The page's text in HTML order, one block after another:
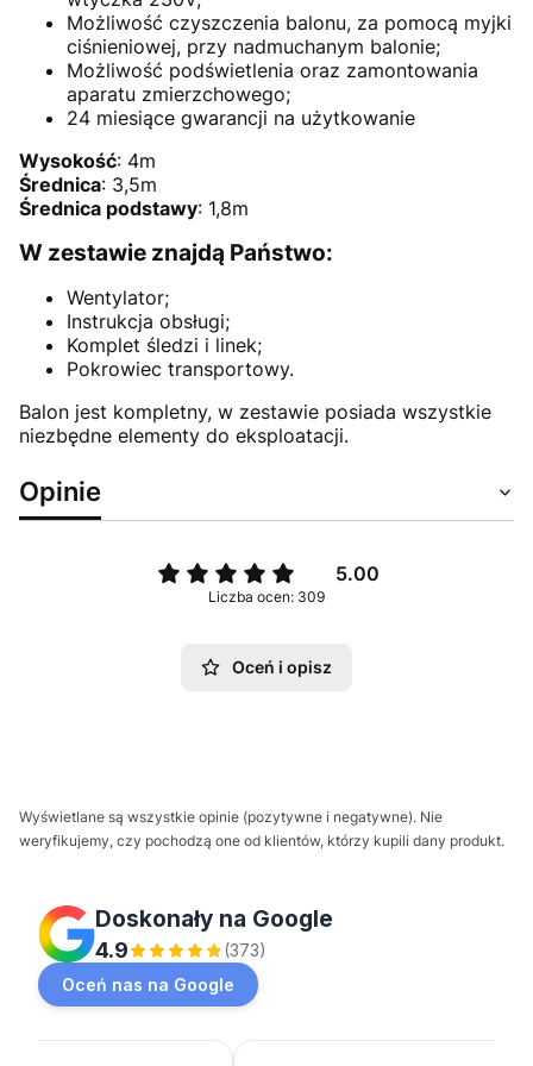
Możliwość czyszczenia balonu, za pomocą myjki
ciśnieniowej, przy nadmuchanym balonie;
Możliwość podświetlenia oraz zamontowania
aparatu zmierzchowego;
24 miesiące gwarancji na użytkowanie
Wysokość: 4m
Średnica: 3,5m
Średnica podstawy: 1,8m
W zestawie znajdą Państwo:
Wentylator;
Instrukcja obsługi;
Komplet śledzi i linek;
Pokrowiec transportowy.
Balon jest kompletny, w zestawie posiada wszystkie
niezbędne elementy do eksploatacji.
Opinie
5.00
Liczba ocen: 309
Oceń i opisz
Wyświetlane są wszystkie opinie (pozytywne i negatywne). Nie
weryfikujemy, czy pochodzą one od klientów, którzy kupili dany produkt.